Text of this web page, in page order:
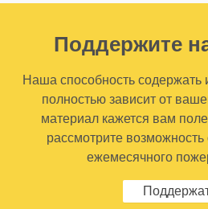
Поддержите
Наша способность содержать
полностью зависит от
материал кажется вам
рассмотрите возможность
ежемесячного